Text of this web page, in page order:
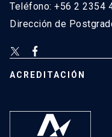
Teléfono: +56 2 2354
Dirección de
ACREDITACIÓN